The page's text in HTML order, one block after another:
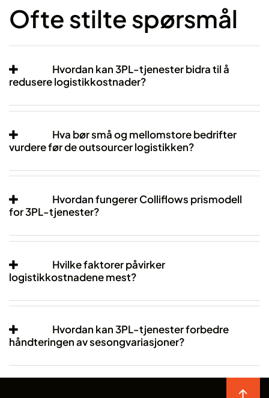
Ofte stilte spørsmål
Hvordan kan 3PL-tjenester bidra til å
redusere logistikkostnader?
Hva bør små og mellomstore bedrifter
vurdere før de outsourcer logistikken?
Hvordan fungerer Colliflows prismodell
for 3PL-tjenester?
Hvilke faktorer påvirker
logistikkostnadene mest?
Hvordan kan 3PL-tjenester forbedre
håndteringen av sesongvariasjoner?